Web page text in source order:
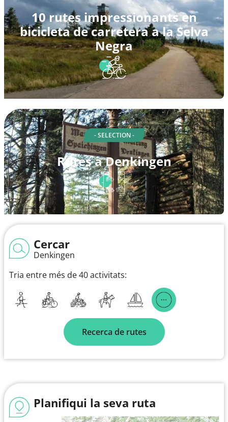
10 rutes impressionants en
bicicleta de carretera a la Selva
Negra
- SELECTION -
Rutes a Denkingen
Cercar
Denkingen
Tria entre més de 40 activitats:
Recerca de rutes
Planifiqui la seva ruta